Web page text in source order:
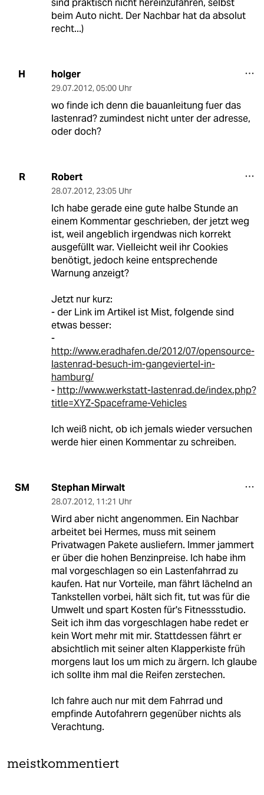
sind praktisch nicht hereinzufahren, selbst
beim Auto nicht. Der Nachbar hat da absolut
recht...)
H holger
29.07.2012, 05:00 Uhr
wo finde ich denn die bauanleitung fuer das
lastenrad? zumindest nicht unter der adresse,
oder doch?
R Robert
28.07.2012, 23:05 Uhr
Ich habe gerade eine gute halbe Stunde an
einem Kommentar geschrieben, der jetzt weg
ist, weil angeblich irgendwas nich korrekt
ausgefüllt war. Vielleicht weil ihr Cookies
benötigt, jedoch keine entsprechende
Warnung anzeigt?
Jetzt nur kurz:
- der Link im Artikel ist Mist, folgende sind
etwas besser:
-
http://www.eradhafen.de/2012/07/opensource-
lastenrad-besuch-im-gangeviertel-in-
hamburg/
- http://www.werkstatt-lastenrad.de/index.php?
title=XYZ-Spaceframe-Vehicles
Ich weiß nicht, ob ich jemals wieder versuchen
werde hier einen Kommentar zu schreiben.
SM Stephan Mirwalt
28.07.2012, 11:21 Uhr
Wird aber nicht angenommen. Ein Nachbar
arbeitet bei Hermes, muss mit seinem
Privatwagen Pakete ausliefern. Immer jammert
er über die hohen Benzinpreise. Ich habe ihm
mal vorgeschlagen so ein Lastenfahrrad zu
kaufen. Hat nur Vorteile, man fährt lächelnd an
Tankstellen vorbei, hält sich fit, tut was für die
Umwelt und spart Kosten für's Fitnessstudio.
Seit ich ihm das vorgeschlagen habe redet er
kein Wort mehr mit mir. Stattdessen fährt er
absichtlich mit seiner alten Klapperkiste früh
morgens laut los um mich zu ärgern. Ich glaube
ich sollte ihm mal die Reifen zerstechen.
Ich fahre auch nur mit dem Fahrrad und
empfinde Autofahrern gegenüber nichts als
Verachtung.
meistkommentiert